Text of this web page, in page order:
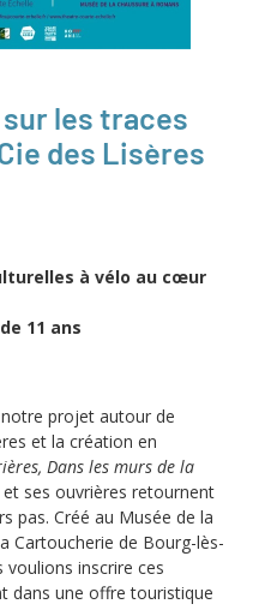
les traces
des Lisères
à vélo au cœur
11 ans
projet autour de
et la création en
Dans les murs de la
et ses ouvrières retournent
pas. Créé au Musée de la
Cartoucherie de Bourg-lès-
voulions inscrire ces
dans une offre touristique